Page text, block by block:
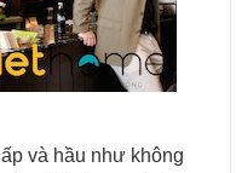
và hầu như không